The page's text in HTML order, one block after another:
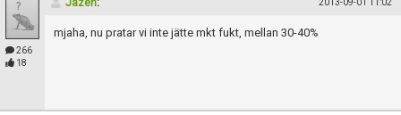
266
18
Jazen: 2013-09-01 11:02
mjaha, nu pratar vi inte jätte mkt fukt, mellan 30-40%